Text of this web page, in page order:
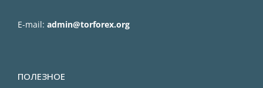
E-mail: admin@torforex.org
ПОЛЕЗНОЕ